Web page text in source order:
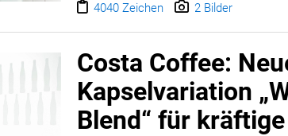
gibt Zubereitungstipps für den
4040 Zeichen 2 Bilder
Costa Coffee:
Kapselvariation
Blend“ für